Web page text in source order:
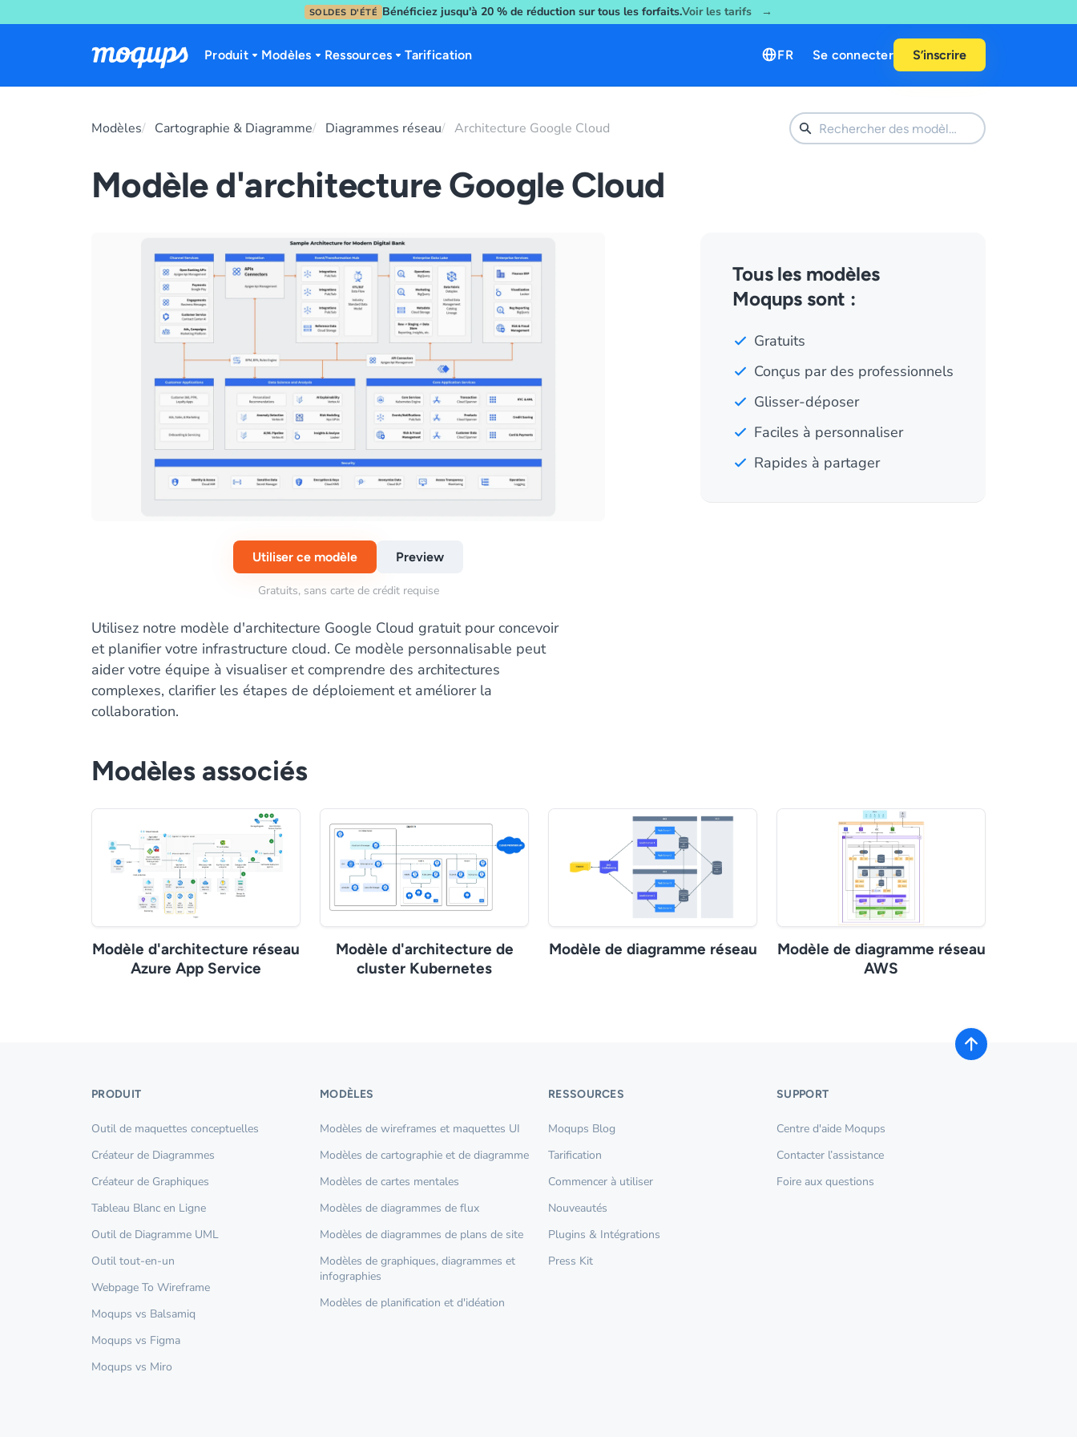
SOLDES D'ÉTÉ Bénéficiez jusqu'à 20 % de réduction sur tous les forfaits.Voir les tarifs →
Produit Modèles Ressources Tarification FR Se connecter S’inscrire
Modèles Cartographie & Diagramme Diagrammes réseau Architecture Google Cloud
Modèle d'architecture Google Cloud
Utiliser ce modèle Preview
Gratuits, sans carte de crédit requise
Utilisez notre modèle d'architecture Google Cloud gratuit pour concevoir
et planifier votre infrastructure cloud. Ce modèle personnalisable peut
aider votre équipe à visualiser et comprendre des architectures
complexes, clarifier les étapes de déploiement et améliorer la
collaboration.
Tous les modèles
Moqups sont :
Gratuits
Conçus par des professionnels
Glisser-déposer
Faciles à personnaliser
Rapides à partager
Modèles associés
Modèle d'architecture réseau
Azure App Service
Modèle d'architecture de
cluster Kubernetes
Modèle de diagramme réseau
Modèle de diagramme réseau
AWS
PRODUIT
Outil de maquettes conceptuelles
Créateur de Diagrammes
Créateur de Graphiques
Tableau Blanc en Ligne
Outil de Diagramme UML
Outil tout-en-un
Webpage To Wireframe
Moqups vs Balsamiq
Moqups vs Figma
Moqups vs Miro
MODÈLES
Modèles de wireframes et maquettes UI
Modèles de cartographie et de diagramme
Modèles de cartes mentales
Modèles de diagrammes de flux
Modèles de diagrammes de plans de site
Modèles de graphiques, diagrammes et
infographies
Modèles de planification et d'idéation
RESSOURCES
Moqups Blog
Tarification
Commencer à utiliser
Nouveautés
Plugins & Intégrations
Press Kit
SUPPORT
Centre d'aide Moqups
Contacter l’assistance
Foire aux questions